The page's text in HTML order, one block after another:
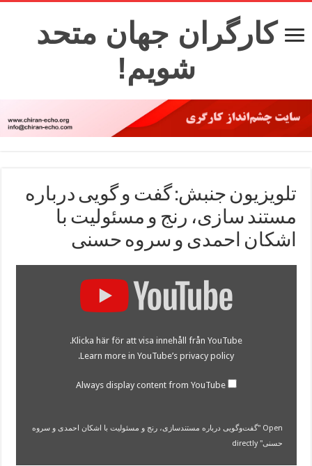
کارگران جهان متحد
شویم!
تلویزیون جنبش: گفت و گویی درباره
مستند سازی، رنج و مسئولیت با
اشکان احمدی و سروه حسنی
Klicka här för att visa innehåll från YouTube.
Learn more inYouTube’s privacy policy
.
Always display content from YouTube
Open "گفت‌وگویی درباره مستندسازی، رنج و مسئولیت با اشکان احمدی و سروه
حسنی" directly